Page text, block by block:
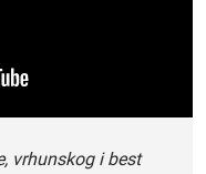
vrhunskog i best